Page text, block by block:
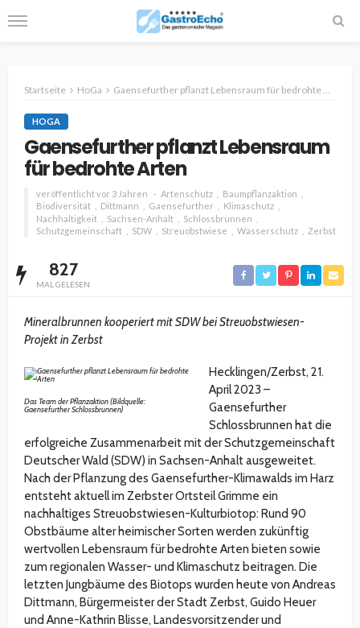
Startseite HoGa Gaensefurther pflanzt Lebensraum für bedrohte Arten
HOGA
Gaensefurther pflanzt Lebensraum
für bedrohte Arten
veröffentlicht vor 3 Jahren Artenschutz
Baumpflanzaktion
Biodiversität
Dittmann Gaensefurther
Klimaschutz
Nachhaltigkeit
Sachsen-Anhalt
Schlossbrunnen
Schutzgemeinschaft
SDW Streuobstwiese Wasserschutz Zerbst
827
MAL GELESEN
Mineralbrunnen kooperiert mit SDW bei Streuobstwiesen-
Projekt in Zerbst
Das Team der Pflanzaktion (Bildquelle:
Gaensefurther Schlossbrunnen)
Hecklingen/Zerbst, 21.
April 2023 –
Gaensefurther
Schlossbrunnen hat die
erfolgreiche Zusammenarbeit mit der Schutzgemeinschaft
Deutscher Wald (SDW) in Sachsen-Anhalt ausgeweitet.
Nach der Pflanzung des Gaensefurther-Klimawalds im Harz
entsteht aktuell im Zerbster Ortsteil Grimme ein
nachhaltiges Streuobstwiesen-Kulturbiotop: Rund 90
Obstbäume alter heimischer Sorten werden zukünftig
wertvollen Lebensraum für bedrohte Arten bieten sowie
zum regionalen Wasser- und Klimaschutz beitragen. Die
letzten Jungbäume des Biotops wurden heute von Andreas
Dittmann, Bürgermeister der Stadt Zerbst, Guido Heuer
und Anne-Kathrin Blisse, Landesvorsitzender und